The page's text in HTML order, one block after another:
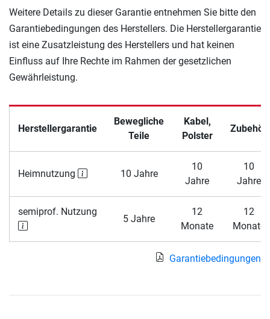
Weitere Details zu dieser Garantie entnehmen Sie bitte den
Garantiebedingungen des Herstellers. Die Herstellergarantie
ist eine Zusatzleistung des Herstellers und hat keinen
Einfluss auf Ihre Rechte im Rahmen der gesetzlichen
Gewährleistung.
Herstellergarantie
Bewegliche
Teile
Kabel,
Polster
Zubehör
Heimnutzung 10 Jahre
10
Jahre
10
Jahre
semiprof. Nutzung
5 Jahre
12
Monate
12
Monate
Garantiebedingungen